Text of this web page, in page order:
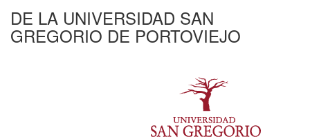
DE LA UNIVERSIDAD SAN
GREGORIO DE PORTOVIEJO